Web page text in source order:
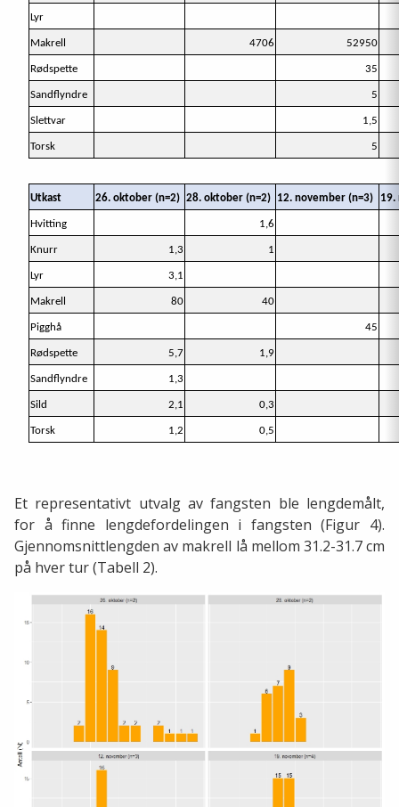
Lyr
Makrell 4706 52950
Rødspette 35
Sandflyndre 5
Slettvar 1,5
Torsk 5
Utkast 26. oktober (n=2) 28. oktober (n=2) 12. november (n=3) 19.
Hvitting 1,6
Knurr 1,3 1
Lyr 3,1
Makrell 80 40
Pigghå 45
Rødspette 5,7 1,9
Sandflyndre 1,3
Sild 2,1 0,3
Torsk 1,2 0,5
Et representativt utvalg av fangsten ble lengdemålt,
for å finne lengdefordelingen i fangsten (Figur 4).
Gjennomsnittlengden av makrell lå mellom 31.2-31.7 cm
på hver tur (Tabell 2).